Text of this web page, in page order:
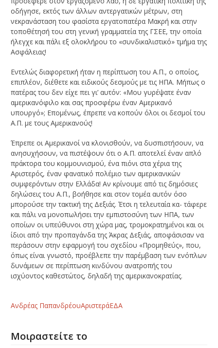
οδήγησε, εκτός των άλλων αντεργατικών μέτρων, στη
νεκρανάσταση του φασίστα εργατοπατέρα Μακρή και στην
τοποθέτησή του στη γενική γραμματεία της ΓΣΕΕ, την οποία
ήλεγχε και πάλι εξ ολοκλήρου το «συνδικαλιστικό» τμήμα της
Ασφάλειας!
Εντελώς διαφορετική ήταν η περίπτωση του Α.Π., ο οποίος,
επιπλέον, διέθετε και ειδικούς δεσμούς με τις ΗΠΑ. Μήπως ο
πατέρας του δεν είχε πει γι’ αυτόν: «Μου γυρέψατε έναν
αμερικανόφιλο και σας προσφέρω έναν Αμερικανό
υπουργό»; Επομένως, έπρεπε να κοπούν όλοι οι δεσμοί του
Α.Π. με τους Αμερικανούς!
Έπρεπε οι Αμερικανοί να κλονισθούν, να δυσπιστήσουν, να
ανησυχήσουν, να πιστέψουν ότι ο Α.Π. αποτελεί έναν απλό
πράκτορα του κομμουνισμού, ένα πιόνι στα χέρια της
Αριστερός, έναν φανατικό πολέμιο των αμερικανικών
συμφερόντων στην Ελλάδα! Αν κρίνουμε από τις δημόσιες
δηλώσεις του Α.Π., βοήθησε και στον τομέα αυτόν όσο
μπορούσε την τακτική της Δεξιάς. Έτσι η τελευταία κα- τάφερε
και πάλι να μονοπωλήσει την εμπιστοσύνη των ΗΠΑ, των
οποίων οι υπεύθυνοι στη χώρα μας, τρομοκρατημένοι και οι
ίδιοι από την προπαγάνδα της Άκρας Δεξιάς, αποφάσισαν να
περάσουν στην εφαρμογή του σχεδίου «Προμηθεύς», που,
όπως είναι γνωστό, προέβλεπε την παρέμβαση των ενόπλων
δυνάμεων σε περίπτωση κινδύνου ανατροπής του
ισχύοντος καθεστώτος, δηλαδή της αμερικανοκρατίας.
Ανδρέας ΠαπανδρέουΑριστεράΕΔΑ
Μοιραστείτε το